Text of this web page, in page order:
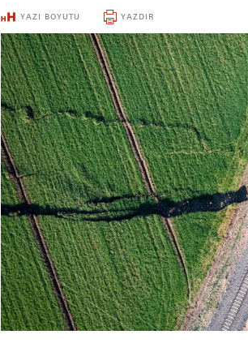
YAZI BOYUTU YAZDIR